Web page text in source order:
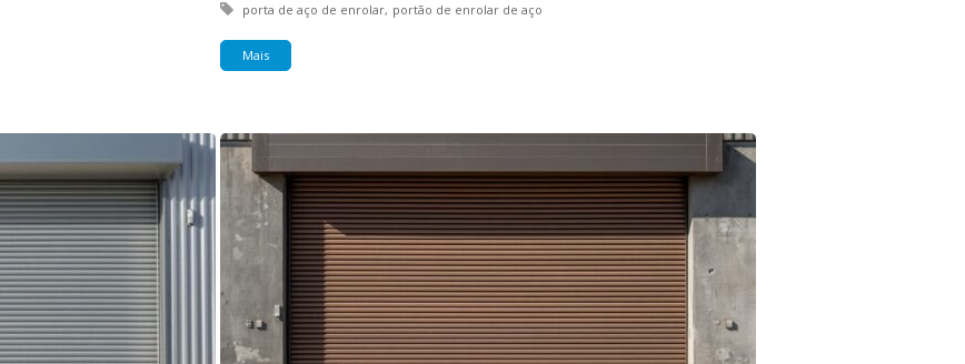
Tagged with:
porta de aço de enrolar portão de enrolar de aço
Mais